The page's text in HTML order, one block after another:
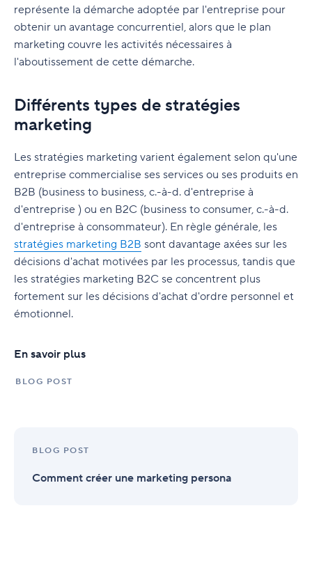
représente la démarche adoptée par l'entreprise pour
obtenir un avantage concurrentiel, alors que le plan
marketing couvre les activités nécessaires à
l'aboutissement de cette démarche.
Différents types de stratégies
marketing
Les stratégies marketing varient également selon qu'une
entreprise commercialise ses services ou ses produits en
B2B (business to business, c.-à-d. d'entreprise à
d'entreprise ) ou en B2C (business to consumer, c.-à-d.
d'entreprise à consommateur). En règle générale, les
stratégies marketing B2B sont davantage axées sur les
décisions d'achat motivées par les processus, tandis que
les stratégies marketing B2C se concentrent plus
fortement sur les décisions d'achat d'ordre personnel et
émotionnel.
En savoir plus
BLOG POST
BLOG POST
Comment créer une marketing persona